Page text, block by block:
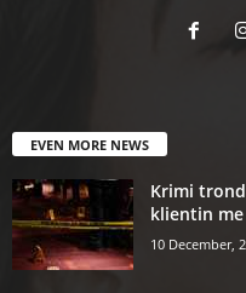
EVEN MORE NEWS
Krimi
klientin
10 December,